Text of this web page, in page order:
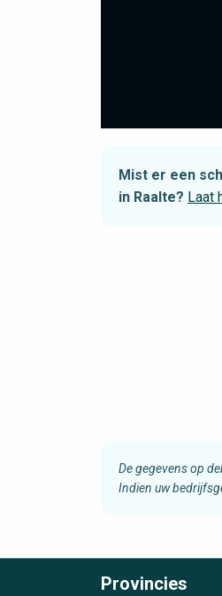
Mist er een
in Raalte? Laat
De gegevens op
Indien uw
Provincies